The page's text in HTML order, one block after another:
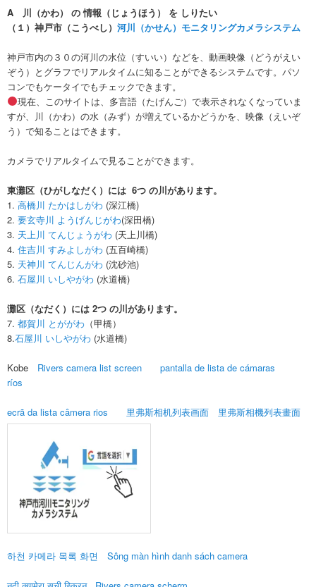
A 川（かわ） の 情報（じょうほう） を しりたい
（１）神戸市（こうべし）河川（かせん） モニタリングカメラシステム
神戸市内の３０の河川の水位（すいい）などを、動画映像（どうがえい
ぞう）とグラフでリアルタイムに知ることができるシステムです。パソ
コンでもケータイでもチェックできます。
現在、このサイトは、多言語（たげんご）で表示されなくなっていま
すが、川（かわ）の水（みず）が増えているかどうかを、映像（えいぞ
う）で知ることはできます。
カメラでリアルタイムで見ることができます。
東灘区（ひがしなだく）には 6つ の川があります。
1.高橋川 たかはしがわ (深江橋)
2.要玄寺川 ようげんじがわ(深田橋)
3. 天上川 てんじょうがわ (天上川橋)
4.住吉川 すみよしがわ (五百崎橋)
5. 天神川 てんじんがわ (沈砂池)
6.石屋川 いしやがわ (水道橋)
灘区（なだく）には 2つ の川があります。
7.都賀川 とががわ （甲橋）
8.石屋川 いしやがわ (水道橋)
Kobe Rivers camera list screen
pantalla de lista de cámaras
ríos
ecrã da lista câmera rios 里弗斯相机列表画面 里弗斯相機列表畫面
하천 카메라 목록 화면 Sông màn hình danh sách camera